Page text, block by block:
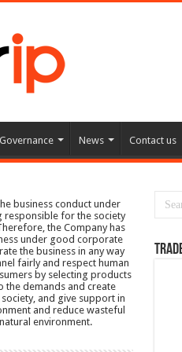
News Contact us
business conduct under
responsible for the society
the Company has
under good corporate
the business in any way
fairly and respect human
by selecting products
the demands and create
and give support in
and reduce wasteful
environment.